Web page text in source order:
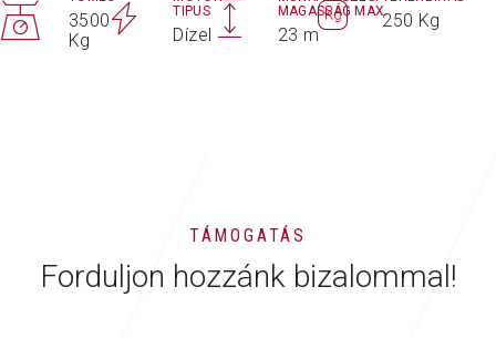
3500
Kg
TIPUS
Dízel
MAGASSÁG MAX.
23 m
250 Kg
TÁMOGATÁS
Forduljon hozzánk bizalommal!